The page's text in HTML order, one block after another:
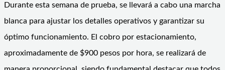
Durante esta semana de prueba, se llevará a cabo una marcha
blanca para ajustar los detalles operativos y garantizar su
óptimo funcionamiento. El cobro por estacionamiento,
aproximadamente de $900 pesos por hora, se realizará de